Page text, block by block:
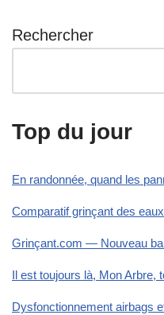
Rechercher
Top du jour
En randonnée, quand les
Comparatif grinçant des
Grinçant.com — Nouveau
Il est toujours là, Mon
Dysfonctionnement airbags